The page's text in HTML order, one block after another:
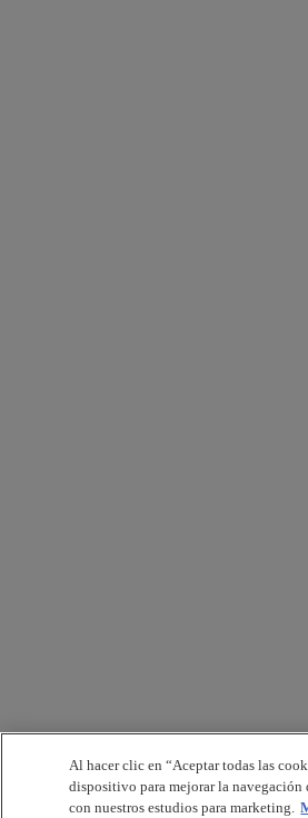
Al hacer clic en “Aceptar todas las
dispositivo para mejorar la
con nuestros estudios para marketing.